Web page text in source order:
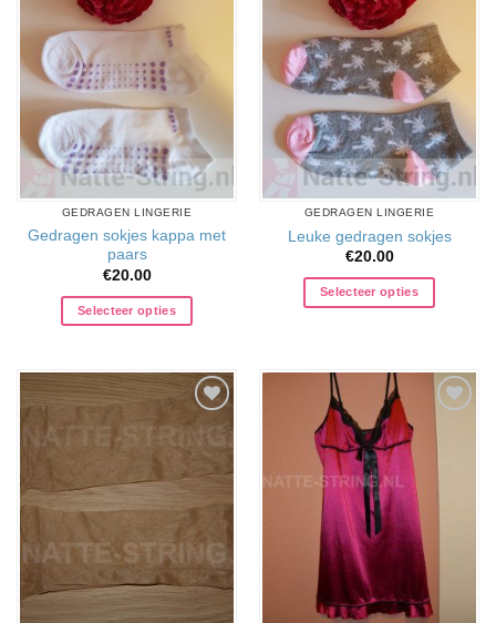
toevoegen
GEDRAGEN LINGERIE
Gedragen sokjes kappa met
paars
€20.00
Selecteer opties
verlanglijst
toevoegen
GEDRAGEN LINGERIE
Leuke gedragen sokjes
€20.00
Selecteer opties
Aan
verlanglijst
toevoegen
verlanglijst
toevoegen